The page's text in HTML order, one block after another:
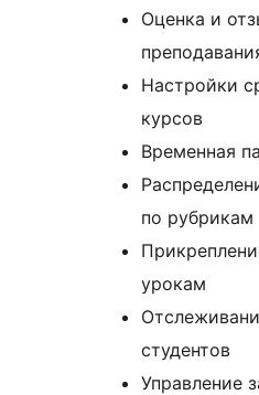
Оценка и
Настройки
курсов
Временная
по рубрикам
урокам
студентов
Управление